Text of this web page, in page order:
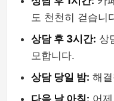
도 천천히 걷습니
상담 후 3시간: 상
모합니다.
상담 당일 밤: 해
다음 날 아침: 어